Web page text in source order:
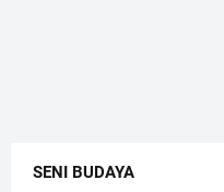
SENI BUDAYA